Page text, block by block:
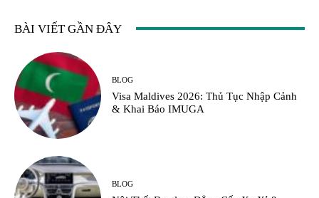
BÀI VIẾT GẦN ĐÂY
BLOG
Visa Maldives 2026: Thủ Tục Nhập Cảnh
& Khai Báo IMUGA
BLOG